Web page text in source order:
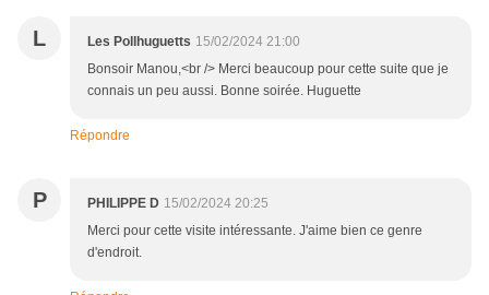
L Les Pollhuguetts 15/02/2024 21:00
Bonsoir Manou,<br /> Merci beaucoup pour cette suite que je
connais un peu aussi. Bonne soirée. Huguette
Répondre
P PHILIPPE D 15/02/2024 20:25
Merci pour cette visite intéressante. J'aime bien ce genre
d'endroit.